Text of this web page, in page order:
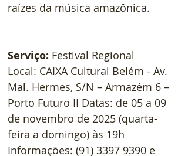
raízes da música amazônica.
Serviço: Festival Regional
Local: CAIXA Cultural Belém - Av.
Mal. Hermes, S/N – Armazém 6 –
Porto Futuro II Datas: de 05 a 09
de novembro de 2025 (quarta-
feira a domingo) às 19h
Informações: (91) 3397 9390 e